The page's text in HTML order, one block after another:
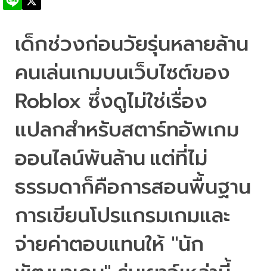
เด็กช่วงก่อนวัยรุ่นหลายล้าน
คนเล่นเกมบนเว็บไซต์ของ
Roblox ซึ่งดูไม่ใช่เรื่อง
แปลกสำหรับสตาร์ทอัพเกม
ออนไลน์พันล้านแต่ที่ไม่
ธรรมดาก็คือการสอนพื้นฐาน
การเขียนโปรแกรมเกมและ
จ่ายค่าตอบแทนให้ "นัก